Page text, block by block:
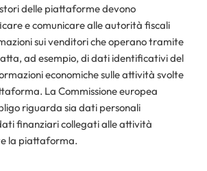
delle piattaforme devono
e comunicare alle autorità fiscali
sui venditori che operano tramite
ad esempio, di dati identificativi del
economiche sulle attività svolte
La Commissione europea
riguarda sia dati personali
finanziari collegati alle attività
la piattaforma.